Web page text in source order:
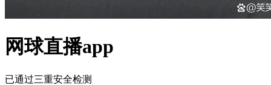
网球直播app
已通过三重安全检测